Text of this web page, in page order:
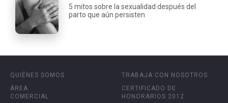
5 mitos sobre la sexualidad después del
parto que aún persisten
QUIÉNES SOMOS
ÁREA
COMERCIAL
TRABAJA CON NOSOTROS
CERTIFICADO DE
HONORARIOS 2012